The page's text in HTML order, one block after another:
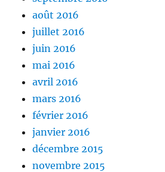
août 2016
juillet 2016
juin 2016
mai 2016
avril 2016
mars 2016
février 2016
janvier 2016
décembre 2015
novembre 2015